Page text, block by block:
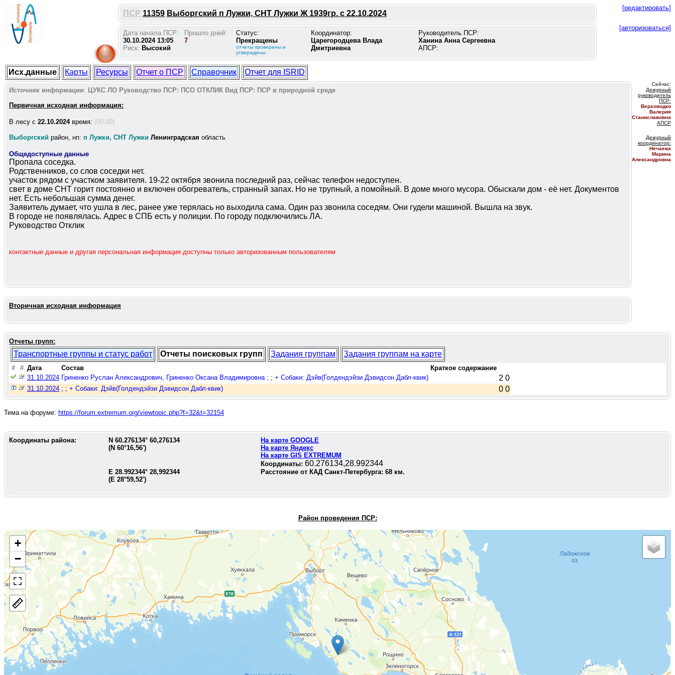
ПСР 11359 Выборгский п Лужки, СНТ Лужки Ж 1939гр. с 22.10.2024
[редактировать]
Дата начала ПСР:
30.10.2024 13:05
Риск: Высокий
Прошло дней:
7
Статус:
Прекращены
отчеты проверены и
утверждены
Координатор:
Царегородцева Влада
Дмитриевна
Руководитель ПСР:
Ханина Анна Сергеевна
АПСР:
[авторизоваться]
Исх.данные Карты Ресурсы Отчет о ПСР Справочник Отчет для ISRID
Источник информации: ЦУКС ЛО Руководство ПСР: ПСО ОТКЛИК Вид ПСР: ПСР в природной среде
Первичная исходная информация:
В лесу c 22.10.2024время: (00:00)
Выборгский район, нп: п Лужки, СНТ Лужки Ленинградская область
Общедоступные данные
Пропала соседка.
Родственников, со слов соседки нет.
участок рядом с участком заявителя. 19-22 октября звонила последний раз, сейчас телефон недоступен.
свет в доме СНТ горит постоянно и включен обогреватель, странный запах. Но не трупный, а помойный. В доме много мусора. Обыскали дом - её нет. Документов
нет. Есть небольшая сумма денег.
Заявитель думает, что ушла в лес, ранее уже терялась но выходила сама. Один раз звонила соседям. Они гудели машиной. Вышла на звук.
В городе не появлялась. Адрес в СПБ есть у полиции. По городу подключились ЛА.
Руководство Отклик
контактные данные и другая персональная информация доступны только авторизованным пользователям
Сейчас:
Дежурный
руководитель
ПСР:
Верховодко
Валерия
Станиславовна
АПСР
Дежурный
координатор:
Нечаева
Марина
Александровна
Вторичная исходная информация
Отчеты групп:
Транспортные группы и статус работ Отчеты поисковых групп Задания группам Задания группам на карте
# # Дата Состав
Краткое содержание
31.10.2024 Гриненко Руслан Александрович, Гриненко Оксана Владимировна ; ; + Собаки: Дэйв(Голдендэйзи Дэвидсон Дабл-квик) 2 0
31.10.2024 ; ; + Собаки: Дэйв(Голдендэйзи Дэвидсон Дабл-квик) 0 0
Тема на форуме: https://forum.extremum.org/viewtopic.php?f=32&t=32154
Координаты района: N 60.276134° 60,276134
(N 60°16,56')
На карте GOOGLE
На карте Яндекс
На карте GIS EXTREMUM
Координаты: 60.276134,28.992344
E 28.992344° 28,992344
(E 28°59,52')
Расстояние от КАД Санкт-Петербурга: 68 км.
Район проведения ПСР:
+
−